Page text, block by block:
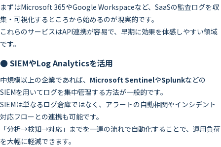
まずはMicrosoft 365やGoogle Workspaceなど、SaaSの監査ログを収
集・可視化するところから始めるのが現実的です。
これらのサービスはAPI連携が容易で、早期に効果を体感しやすい領域
です。
● SIEMやLog Analyticsを活用
中規模以上の企業であれば、 Microsoft SentinelやSplunkなどの
SIEMを用いてログを集中管理する方法が一般的です。
SIEMは単なるログ倉庫ではなく、アラートの自動相関やインシデント
対応フローとの連携も可能です。
「分析→検知→対応」までを一連の流れで自動化することで、運用負荷
を大幅に軽減できます。